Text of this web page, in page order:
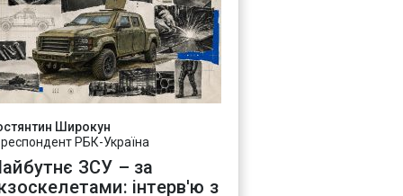
Широкун
РБК-Україна
ЗСУ – за
інтерв'ю з